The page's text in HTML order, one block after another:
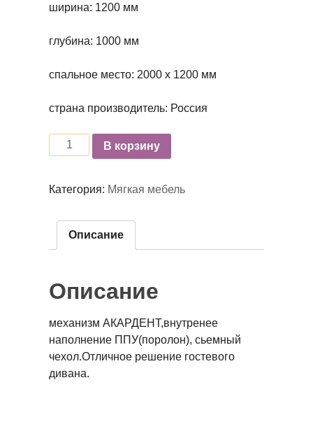
ширина: 1200 мм
глубина: 1000 мм
спальное место: 2000 х 1200 мм
страна производитель: Россия
КоличествоВ корзину
Категория: Мягкая мебель
Описание
Описание
механизм АКАРДЕНТ,внутренее
наполнение ППУ(поролон), сьемный
чехол.Отличное решение гостевого
дивана.